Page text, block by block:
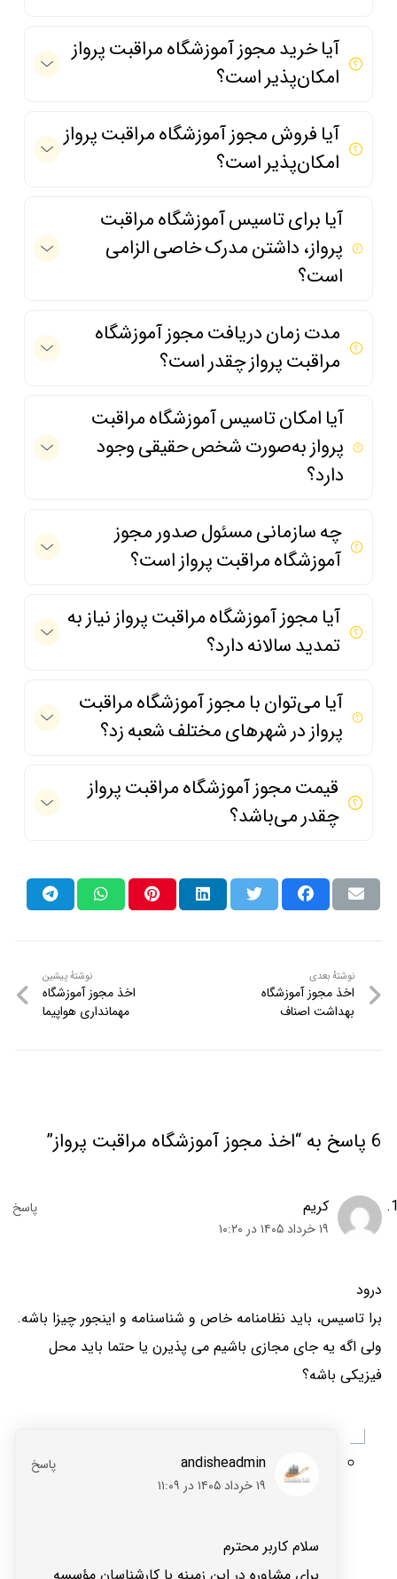
آیا خرید مجوز آموزشگاه مراقبت پرواز
امکان‌پذیر است؟
آیا فروش مجوز آموزشگاه مراقبت پرواز
امکان‌پذیر است؟
آیا برای تاسیس آموزشگاه مراقبت
پرواز، داشتن مدرک خاصی الزامی
است؟
مدت زمان دریافت مجوز آموزشگاه
مراقبت پرواز چقدر است؟
آیا امکان تاسیس آموزشگاه مراقبت
پرواز به‌صورت شخص حقیقی وجود
دارد؟
چه سازمانی مسئول صدور مجوز
آموزشگاه مراقبت پرواز است؟
آیا مجوز آموزشگاه مراقبت پرواز نیاز به
تمدید سالانه دارد؟
آیا می‌توان با مجوز آموزشگاه مراقبت
پرواز در شهرهای مختلف شعبه زد؟
قیمت مجوز آموزشگاه مراقبت پرواز
چقدر می‌باشد؟
راهبری
نوشتهٔ پیشین
پیشیناخذ مجوز آموزشگاه
مهمانداری هواپیما
نوشتهٔ بعدی
نوشتهٔ
بعدی
اخذ مجوز آموزشگاه
بهداشت اصناف
6 پاسخ به “اخذ مجوز آموزشگاه مراقبت پرواز”
کریم
۱۹ خرداد ۱۴۰۵ در ۱۰:۲۰
درود
برا تاسیس، باید نظامنامه خاص و شناسنامه و اینجور چیزا باشه.
ولی اگه یه جای مجازی باشیم می ‌پذیرن یا حتما باید محل
فیزیکی باشه؟
andisheadmin
۱۹ خرداد ۱۴۰۵ در ۱۱:۰۹
سلام کاربر محترم